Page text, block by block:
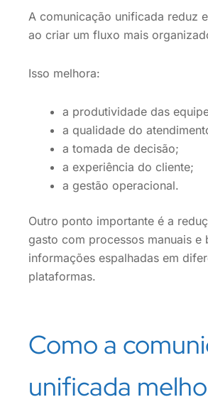
A comunicação unificada reduz
ao criar um fluxo mais
Isso melhora:
a produtividade das
a qualidade do
a tomada de decisão;
a experiência do cliente;
a gestão operacional.
Outro ponto importante é a
gasto com processos manuais e
informações espalhadas em
plataformas.
Como a
unificada